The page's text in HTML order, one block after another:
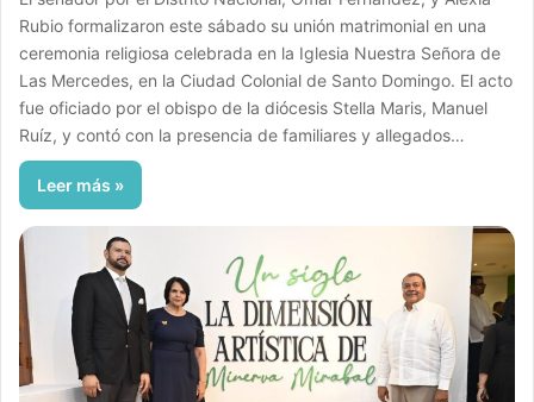
Rubio formalizaron este sábado su unión matrimonial en una
ceremonia religiosa celebrada en la Iglesia Nuestra Señora de
Las Mercedes, en la Ciudad Colonial de Santo Domingo. El acto
fue oficiado por el obispo de la diócesis Stella Maris, Manuel
Ruíz, y contó con la presencia de familiares y allegados…
Leer más »